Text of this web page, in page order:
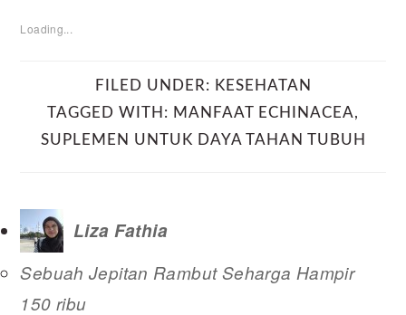
Loading...
FILED UNDER: KESEHATAN
TAGGED WITH: MANFAAT ECHINACEA,
SUPLEMEN UNTUK DAYA TAHAN TUBUH
Liza Fathia
Sebuah Jepitan Rambut Seharga Hampir
150 ribu